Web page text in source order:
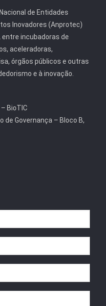
de Entidades
Inovadores (Anprotec)
incubadoras de
aceleradoras,
órgãos públicos e outras
e à inovação.
BioTIC
de Governança – Bloco B,